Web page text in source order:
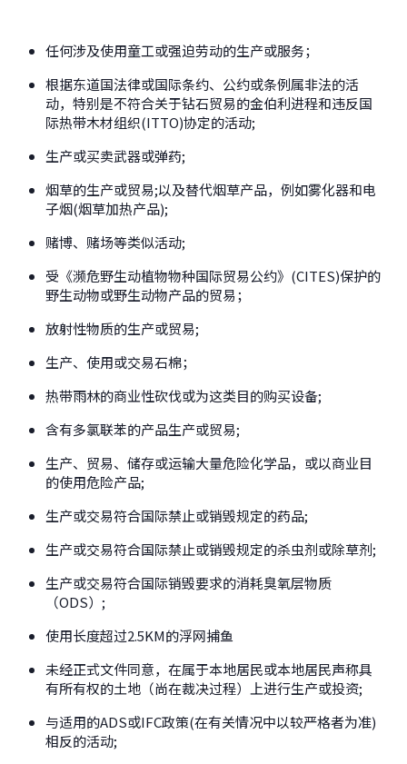
任何涉及使用童工或强迫劳动的生产或服务；
根据东道国法律或国际条约、公约或条例属非法的活
动，特别是不符合关于钻石贸易的金伯利进程和违反国
际热带木材组织(ITTO)协定的活动;
生产或买卖武器或弹药;
烟草的生产或贸易;以及替代烟草产品，例如雾化器和电
子烟(烟草加热产品);
赌博、赌场等类似活动;
受《濒危野生动植物物种国际贸易公约》(CITES)保护的
野生动物或野生动物产品的贸易；
放射性物质的生产或贸易;
生产、使用或交易石棉；
热带雨林的商业性砍伐或为这类目的购买设备;
含有多氯联苯的产品生产或贸易;
生产、贸易、储存或运输大量危险化学品，或以商业目
的使用危险产品;
生产或交易符合国际禁止或销毁规定的药品;
生产或交易符合国际禁止或销毁规定的杀虫剂或除草剂;
生产或交易符合国际销毁要求的消耗臭氧层物质
（ODS）;
使用长度超过2.5KM的浮网捕鱼
未经正式文件同意，在属于本地居民或本地居民声称具
有所有权的土地（尚在裁决过程）上进行生产或投资;
与适用的ADS或IFC政策(在有关情况中以较严格者为准)
相反的活动;